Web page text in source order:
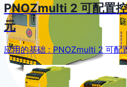
PNOZmulti 2 可配置
元
应用的基础 : PNOZmulti 2 可配